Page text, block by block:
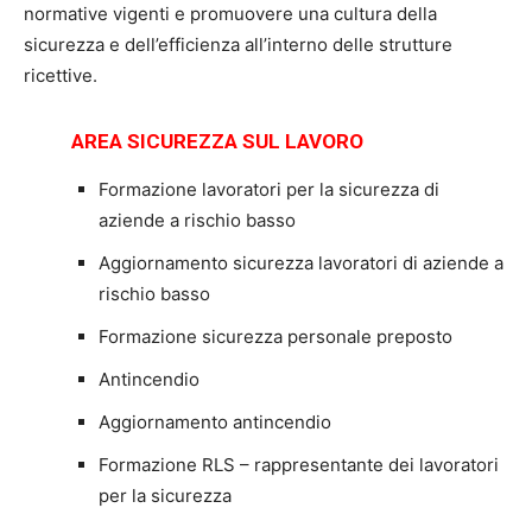
normative vigenti e promuovere una cultura della
sicurezza e dell’efficienza all’interno delle strutture
ricettive.
AREA SICUREZZA SUL LAVORO
Formazione lavoratori per la sicurezza di
aziende a rischio basso
Aggiornamento sicurezza lavoratori di aziende a
rischio basso
Formazione sicurezza personale preposto
Antincendio
Aggiornamento antincendio
Formazione RLS – rappresentante dei lavoratori
per la sicurezza